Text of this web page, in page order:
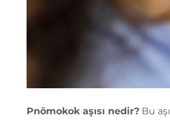
Pnömokok aşısı nedir? Bu